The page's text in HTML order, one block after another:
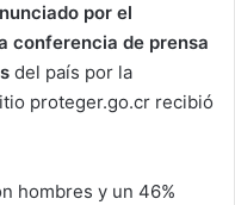
por el
conferencia de prensa
del país por la
proteger.go.cr recibió
hombres y un 46%